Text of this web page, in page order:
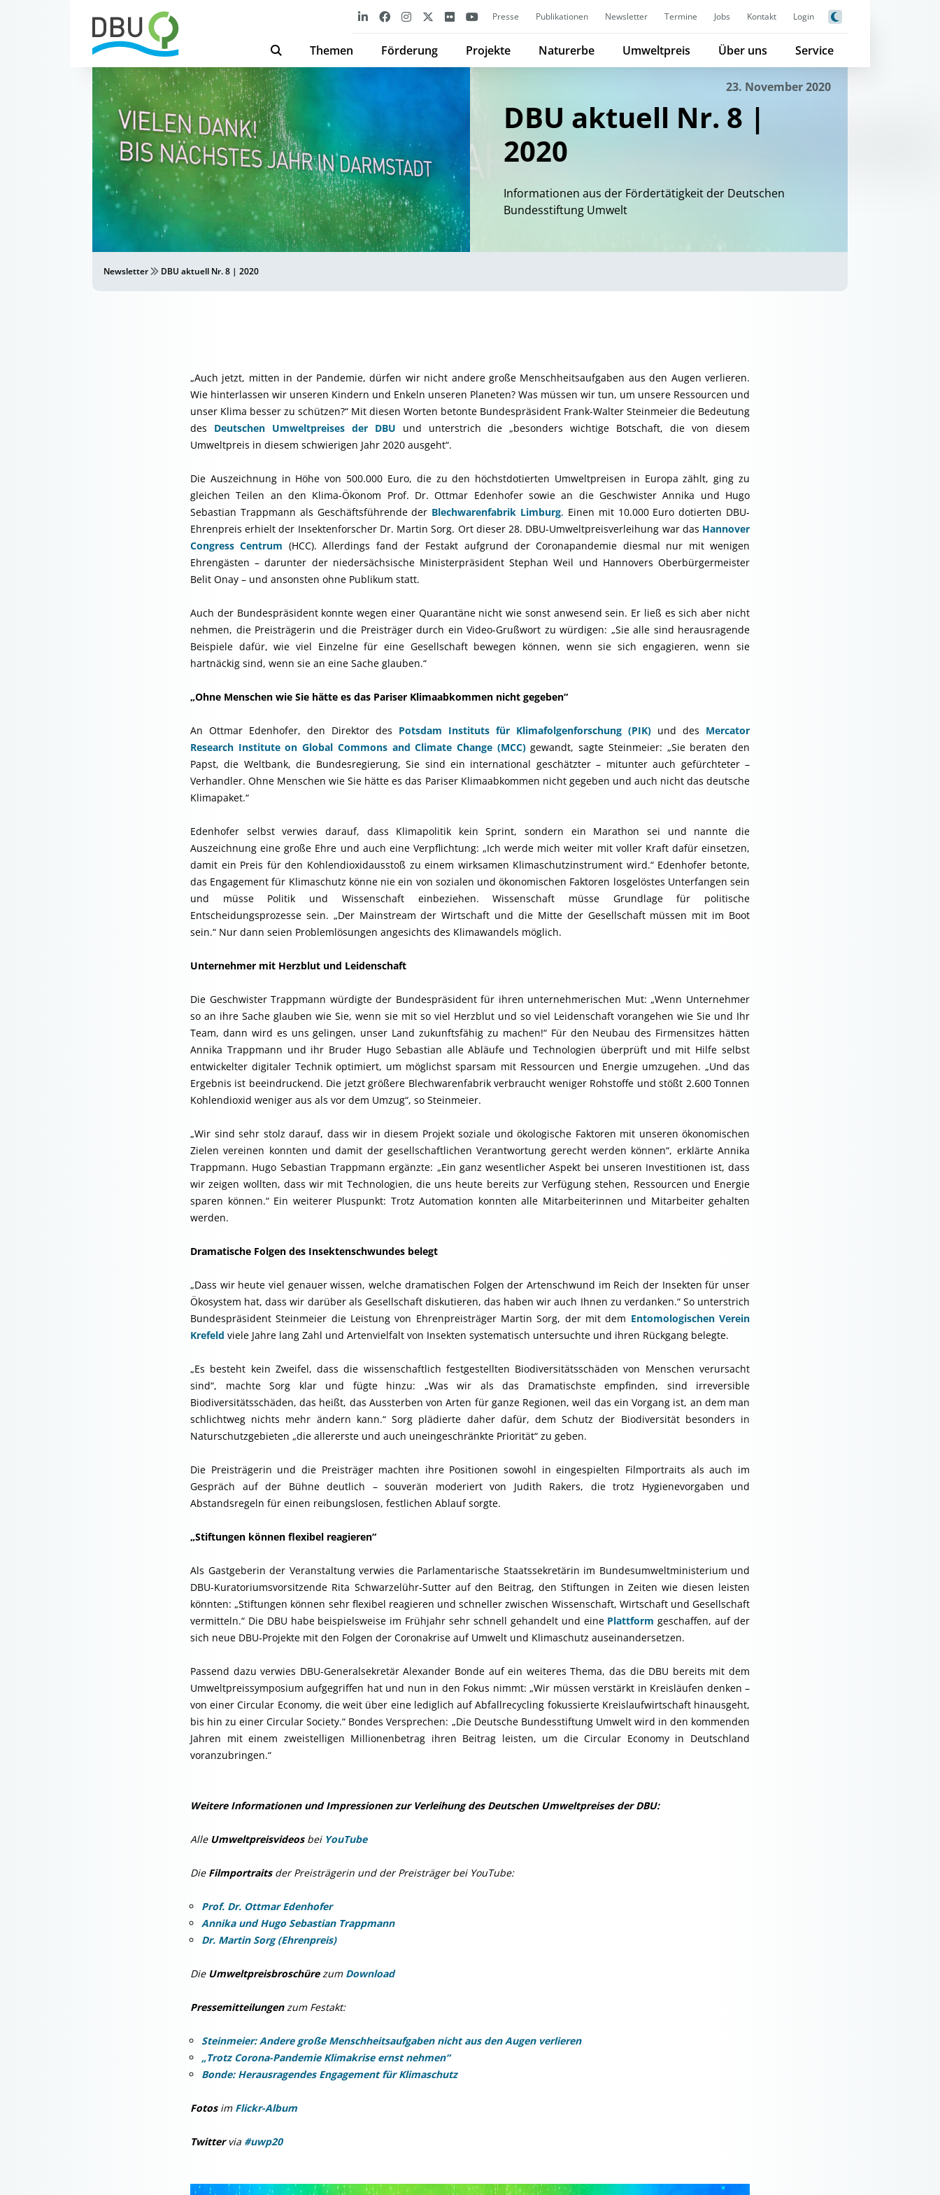
Presse Publikationen Newsletter Termine Jobs Kontakt Login
Themen Förderung Projekte Naturerbe Umweltpreis Über uns Service
23. November 2020
DBU aktuell Nr. 8 |
2020
Informationen aus der Fördertätigkeit der Deutschen
Bundesstiftung Umwelt
Newsletter DBU aktuell Nr. 8 | 2020
„Auch jetzt, mitten in der Pandemie, dürfen wir nicht andere große Menschheitsaufgaben aus den Augen verlieren.
Wie hinterlassen wir unseren Kindern und Enkeln unseren Planeten? Was müssen wir tun, um unsere Ressourcen und
unser Klima besser zu schützen?“ Mit diesen Worten betonte Bundespräsident Frank-Walter Steinmeier die Bedeutung
des Deutschen Umweltpreises der DBU und unterstrich die „besonders wichtige Botschaft, die von diesem
Umweltpreis in diesem schwierigen Jahr 2020 ausgeht“.
Die Auszeichnung in Höhe von 500.000 Euro, die zu den höchstdotierten Umweltpreisen in Europa zählt, ging zu
gleichen Teilen an den Klima-Ökonom Prof. Dr. Ottmar Edenhofer sowie an die Geschwister Annika und Hugo
Sebastian Trappmann als Geschäftsführende der Blechwarenfabrik Limburg. Einen mit 10.000 Euro dotierten DBU-
Ehrenpreis erhielt der Insektenforscher Dr. Martin Sorg. Ort dieser 28. DBU-Umweltpreisverleihung war das Hannover
Congress Centrum (HCC). Allerdings fand der Festakt aufgrund der Coronapandemie diesmal nur mit wenigen
Ehrengästen – darunter der niedersächsische Ministerpräsident Stephan Weil und Hannovers Oberbürgermeister
Belit Onay – und ansonsten ohne Publikum statt.
Auch der Bundespräsident konnte wegen einer Quarantäne nicht wie sonst anwesend sein. Er ließ es sich aber nicht
nehmen, die Preisträgerin und die Preisträger durch ein Video-Grußwort zu würdigen: „Sie alle sind herausragende
Beispiele dafür, wie viel Einzelne für eine Gesellschaft bewegen können, wenn sie sich engagieren, wenn sie
hartnäckig sind, wenn sie an eine Sache glauben.“
„Ohne Menschen wie Sie hätte es das Pariser Klimaabkommen nicht gegeben“
An Ottmar Edenhofer, den Direktor des Potsdam Instituts für Klimafolgenforschung (PIK) und des Mercator
Research Institute on Global Commons and Climate Change (MCC)gewandt, sagte Steinmeier: „Sie beraten den
Papst, die Weltbank, die Bundesregierung, Sie sind ein international geschätzter – mitunter auch gefürchteter –
Verhandler. Ohne Menschen wie Sie hätte es das Pariser Klimaabkommen nicht gegeben und auch nicht das deutsche
Klimapaket.“
Edenhofer selbst verwies darauf, dass Klimapolitik kein Sprint, sondern ein Marathon sei und nannte die
Auszeichnung eine große Ehre und auch eine Verpflichtung: „Ich werde mich weiter mit voller Kraft dafür einsetzen,
damit ein Preis für den Kohlendioxidausstoß zu einem wirksamen Klimaschutzinstrument wird.“ Edenhofer betonte,
das Engagement für Klimaschutz könne nie ein von sozialen und ökonomischen Faktoren losgelöstes Unterfangen sein
und müsse Politik und Wissenschaft einbeziehen. Wissenschaft müsse Grundlage für politische
Entscheidungsprozesse sein. „Der Mainstream der Wirtschaft und die Mitte der Gesellschaft müssen mit im Boot
sein.“ Nur dann seien Problemlösungen angesichts des Klimawandels möglich.
Unternehmer mit Herzblut und Leidenschaft
Die Geschwister Trappmann würdigte der Bundespräsident für ihren unternehmerischen Mut: „Wenn Unternehmer
so an ihre Sache glauben wie Sie, wenn sie mit so viel Herzblut und so viel Leidenschaft vorangehen wie Sie und Ihr
Team, dann wird es uns gelingen, unser Land zukunftsfähig zu machen!“ Für den Neubau des Firmensitzes hätten
Annika Trappmann und ihr Bruder Hugo Sebastian alle Abläufe und Technologien überprüft und mit Hilfe selbst
entwickelter digitaler Technik optimiert, um möglichst sparsam mit Ressourcen und Energie umzugehen. „Und das
Ergebnis ist beeindruckend. Die jetzt größere Blechwarenfabrik verbraucht weniger Rohstoffe und stößt 2.600 Tonnen
Kohlendioxid weniger aus als vor dem Umzug“, so Steinmeier.
„Wir sind sehr stolz darauf, dass wir in diesem Projekt soziale und ökologische Faktoren mit unseren ökonomischen
Zielen vereinen konnten und damit der gesellschaftlichen Verantwortung gerecht werden können“, erklärte Annika
Trappmann. Hugo Sebastian Trappmann ergänzte: „Ein ganz wesentlicher Aspekt bei unseren Investitionen ist, dass
wir zeigen wollten, dass wir mit Technologien, die uns heute bereits zur Verfügung stehen, Ressourcen und Energie
sparen können.“ Ein weiterer Pluspunkt: Trotz Automation konnten alle Mitarbeiterinnen und Mitarbeiter gehalten
werden.
Dramatische Folgen des Insektenschwundes belegt
„Dass wir heute viel genauer wissen, welche dramatischen Folgen der Artenschwund im Reich der Insekten für unser
Ökosystem hat, dass wir darüber als Gesellschaft diskutieren, das haben wir auch Ihnen zu verdanken.“ So unterstrich
Bundespräsident Steinmeier die Leistung von Ehrenpreisträger Martin Sorg, der mit dem Entomologischen Verein
Krefeld viele Jahre lang Zahl und Artenvielfalt von Insekten systematisch untersuchte und ihren Rückgang belegte.
„Es besteht kein Zweifel, dass die wissenschaftlich festgestellten Biodiversitätsschäden von Menschen verursacht
sind“, machte Sorg klar und fügte hinzu: „Was wir als das Dramatischste empfinden, sind irreversible
Biodiversitätsschäden, das heißt, das Aussterben von Arten für ganze Regionen, weil das ein Vorgang ist, an dem man
schlichtweg nichts mehr ändern kann.“ Sorg plädierte daher dafür, dem Schutz der Biodiversität besonders in
Naturschutzgebieten „die allererste und auch uneingeschränkte Priorität“ zu geben.
Die Preisträgerin und die Preisträger machten ihre Positionen sowohl in eingespielten Filmportraits als auch im
Gespräch auf der Bühne deutlich – souverän moderiert von Judith Rakers, die trotz Hygienevorgaben und
Abstandsregeln für einen reibungslosen, festlichen Ablauf sorgte.
„Stiftungen können flexibel reagieren“
Als Gastgeberin der Veranstaltung verwies die Parlamentarische Staatssekretärin im Bundesumweltministerium und
DBU-Kuratoriumsvorsitzende Rita Schwarzelühr-Sutter auf den Beitrag, den Stiftungen in Zeiten wie diesen leisten
könnten: „Stiftungen können sehr flexibel reagieren und schneller zwischen Wissenschaft, Wirtschaft und Gesellschaft
vermitteln.“ Die DBU habe beispielsweise im Frühjahr sehr schnell gehandelt und eine Plattformgeschaffen, auf der
sich neue DBU-Projekte mit den Folgen der Coronakrise auf Umwelt und Klimaschutz auseinandersetzen.
Passend dazu verwies DBU-Generalsekretär Alexander Bonde auf ein weiteres Thema, das die DBU bereits mit dem
Umweltpreissymposium aufgegriffen hat und nun in den Fokus nimmt: „Wir müssen verstärkt in Kreisläufen denken –
von einer Circular Economy, die weit über eine lediglich auf Abfallrecycling fokussierte Kreislaufwirtschaft hinausgeht,
bis hin zu einer Circular Society.“ Bondes Versprechen: „Die Deutsche Bundesstiftung Umwelt wird in den kommenden
Jahren mit einem zweistelligen Millionenbetrag ihren Beitrag leisten, um die Circular Economy in Deutschland
voranzubringen.“
Weitere Informationen und Impressionen zur Verleihung des Deutschen Umweltpreises der DBU:
Alle UmweltpreisvideosbeiYouTube
Die Filmportraitsder Preisträgerin und der Preisträger bei YouTube:
Prof. Dr. Ottmar Edenhofer
Annika und Hugo Sebastian Trappmann
Dr. Martin Sorg (Ehrenpreis)
DieUmweltpreisbroschürezum Download
Pressemitteilungenzum Festakt:
Steinmeier: Andere große Menschheitsaufgaben nicht aus den Augen verlieren
„Trotz Corona-Pandemie Klimakrise ernst nehmen“
Bonde: Herausragendes Engagement für Klimaschutz
Fotosim Flickr-Album
Twittervia #uwp20